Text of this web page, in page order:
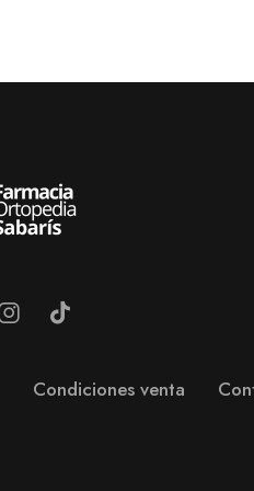
Condiciones venta